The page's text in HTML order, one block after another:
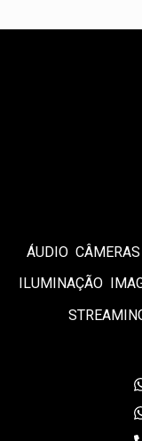
ÁUDIO CÂMERAS
ILUMINAÇÃO